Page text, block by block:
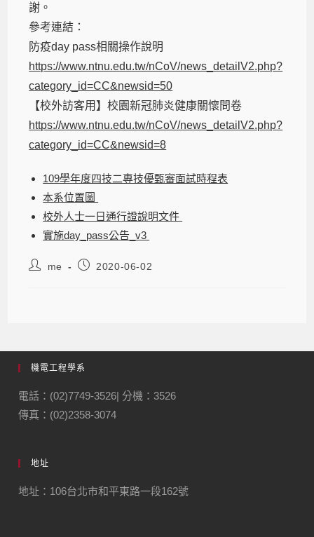
謝。
參考連結：
防疫day pass相關操作說明
https://www.ntnu.edu.tw/nCoV/news_detailV2.php?
category_id=CC&newsid=50
【校外訪客用】校園新冠肺炎健康關懷問卷
https://www.ntnu.edu.tw/nCoV/news_detailV2.php?
category_id=CC&newsid=8
109學年度四技二專技優甄審面試時程表
本系位置圖
校外人士一日通行證說明文件
實施day_pass公告_v3
me 2020-06-02
機電工程學系
電話：(02)7749-3526| 分機：3526
傳真：(02)2358-3074
地址
地址：106台北市和平東路一段162號